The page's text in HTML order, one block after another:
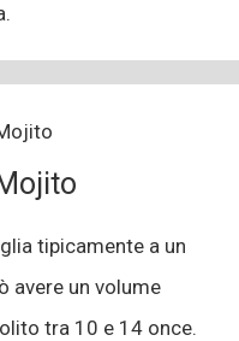
tipicamente a un
avere un volume
tra 10 e 14 once.